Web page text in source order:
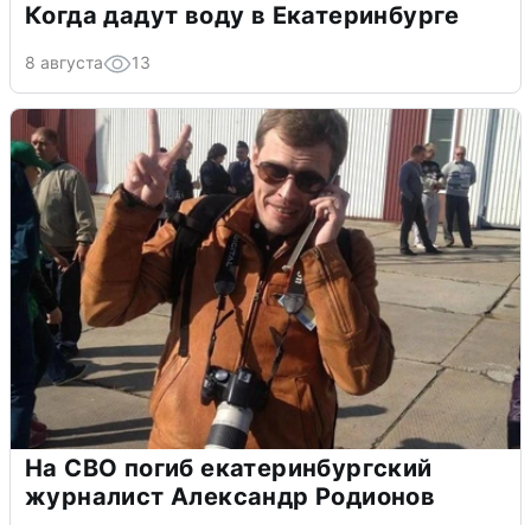
Когда дадут воду в Екатеринбурге
8 августа 13
На СВО погиб екатеринбургский
журналист Александр Родионов